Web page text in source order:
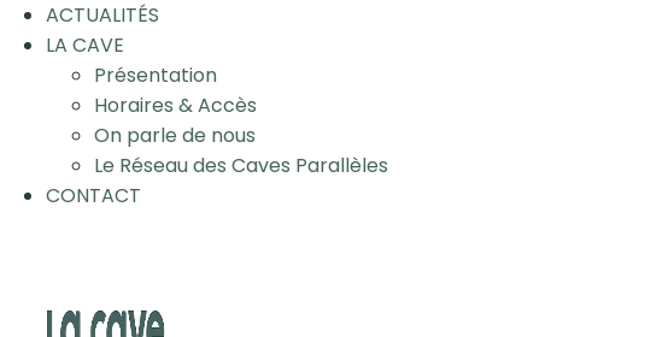
ACTUALITÉS
LA CAVE
Présentation
Horaires & Accès
On parle de nous
Le Réseau des Caves Parallèles
CONTACT